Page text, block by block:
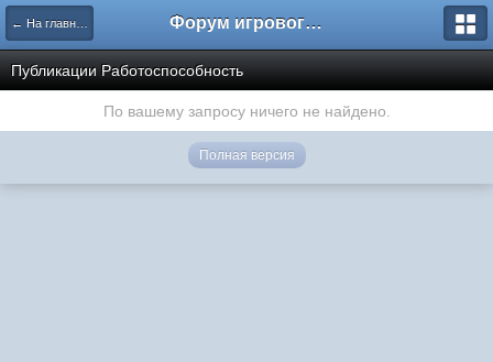
← На главную Форум игрового проекта Riverrise
Публикации Работоспособность
По вашему запросу ничего не найдено.
Полная версия